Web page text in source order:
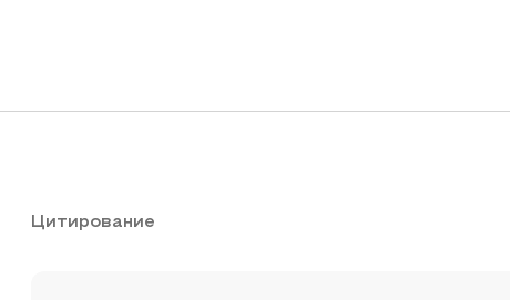
Цитирование